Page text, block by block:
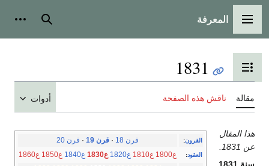
القائمة الرئيسية
المعرفة بحث
تبديل عرض جدول المحتويات
1831
مقالة ناقش هذه الصفحة أدوات
القرون: قرن 18 · قرن 19 · قرن 20
العقود: ع1800 ع1810 ع1820 ع1830 ع1840 ع1850 ع1860
هذا المقال
عن 1831.